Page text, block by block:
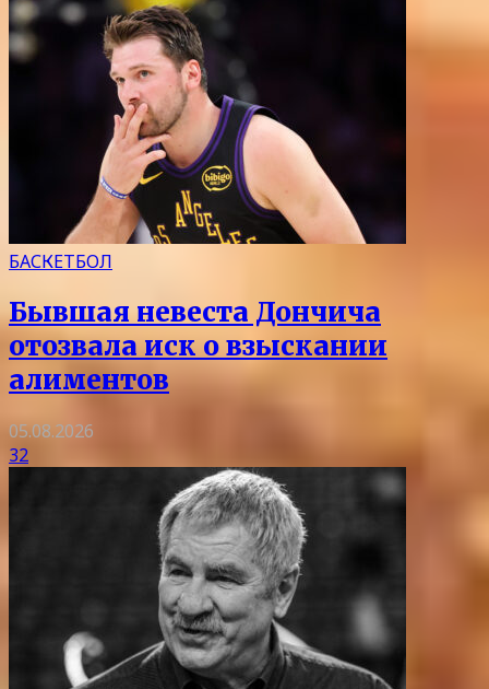
БАСКЕТБОЛ
Бывшая невеста Дончича
отозвала иск о взыскании
алиментов
05.08.2026
32